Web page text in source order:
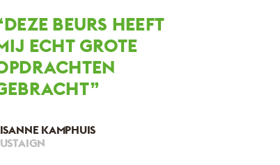
BEURS HEEFT
ECHT GROTE
KAMPHUIS